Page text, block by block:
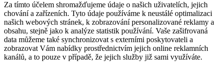
Za tímto účelem shromažďujeme údaje o našich uživatelích, jejich
chování a zařízeních. Tyto údaje používáme k neustálé optimalizaci
našich webových stránek, k zobrazování personalizované reklamy a
obsahu, stejně jako k analýze statistik používání. Vaše zašifrovaná
data můžeme také synchronizovat s externími poskytovateli a
zobrazovat Vám nabídky prostřednictvím jejich online reklamních
kanálů, a to pouze v případě, že jejich služby již sami využíváte.